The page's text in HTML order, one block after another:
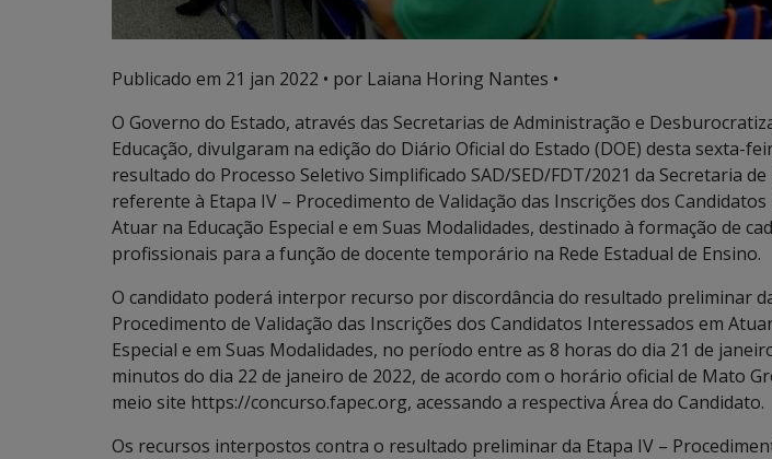
Publicado em 21 jan 2022 • por Laiana Horing Nantes •
O Governo do Estado, através das Secretarias de Administração e
Educação, divulgaram na edição do Diário Oficial do Estado (DOE) desta sexta-
resultado do Processo Seletivo Simplificado SAD/SED/FDT/2021 da Secretaria de
referente à Etapa IV – Procedimento de Validação das Inscrições dos
Atuar na Educação Especial e em Suas Modalidades, destinado à formação de
profissionais para a função de docente temporário na Rede Estadual de Ensino.
O candidato poderá interpor recurso por discordância do resultado preliminar
Procedimento de Validação das Inscrições dos Candidatos Interessados em
Especial e em Suas Modalidades, no período entre as 8 horas do dia 21 de
minutos do dia 22 de janeiro de 2022, de acordo com o horário oficial de Mato
meio site https://concurso.fapec.org, acessando a respectiva Área do Candidato.
Os recursos interpostos contra o resultado preliminar da Etapa IV –